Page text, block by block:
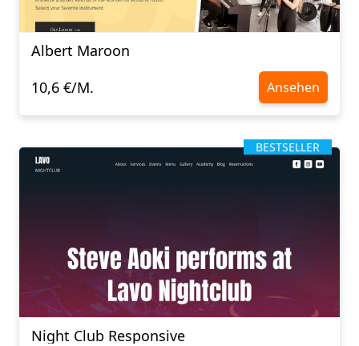
Albert Maroon
10,6 €/M.
Ansehen
BESTSELLER
Night Club Responsive